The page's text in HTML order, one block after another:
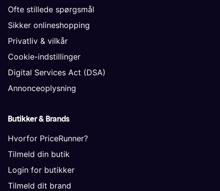
Ofte stillede spørgsmål
Sikker onlineshopping
Privatliv & vilkår
Cookie-indstillinger
Digital Services Act (DSA)
Annonceoplysning
Butikker & Brands
Hvorfor PriceRunner?
Tilmeld din butik
Login for butikker
Tilmeld dit brand